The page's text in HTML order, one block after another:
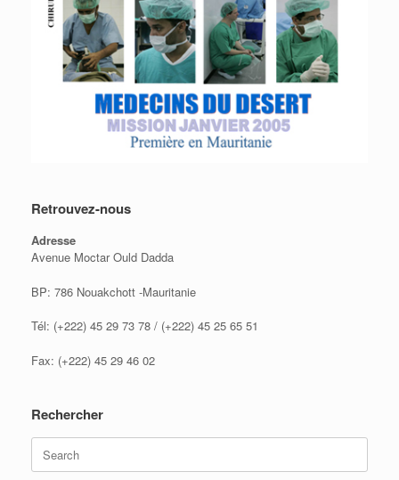
Retrouvez-nous
Adresse
Avenue Moctar Ould Dadda
BP: 786 Nouakchott -Mauritanie
Tél: (+222) 45 29 73 78 / (+222) 45 25 65 51
Fax: (+222) 45 29 46 02
Rechercher
Search
for: